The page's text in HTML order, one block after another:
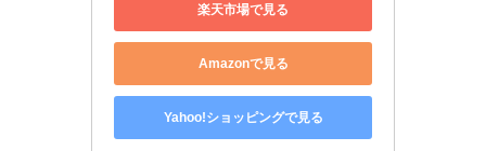
楽天市場で見る
Amazonで見る
Yahoo!ショッピングで見る